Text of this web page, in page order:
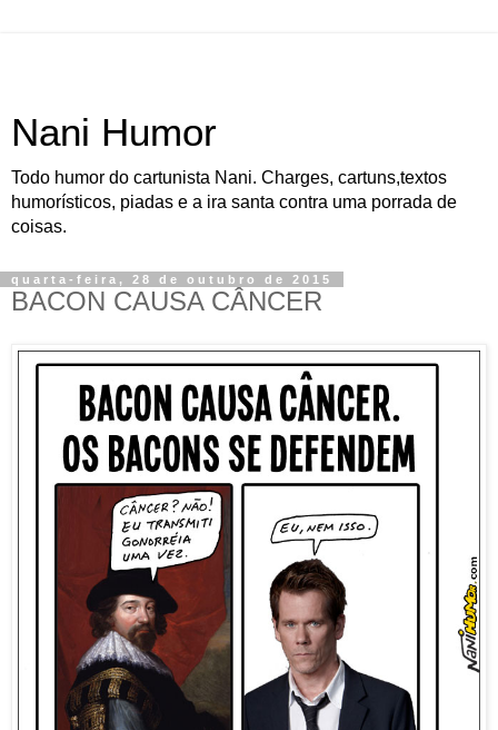
Nani Humor
Todo humor do cartunista Nani. Charges, cartuns,textos
humorísticos, piadas e a ira santa contra uma porrada de
coisas.
quarta-feira, 28 de outubro de 2015
BACON CAUSA CÂNCER